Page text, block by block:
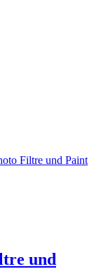
Filtre und Paint
und